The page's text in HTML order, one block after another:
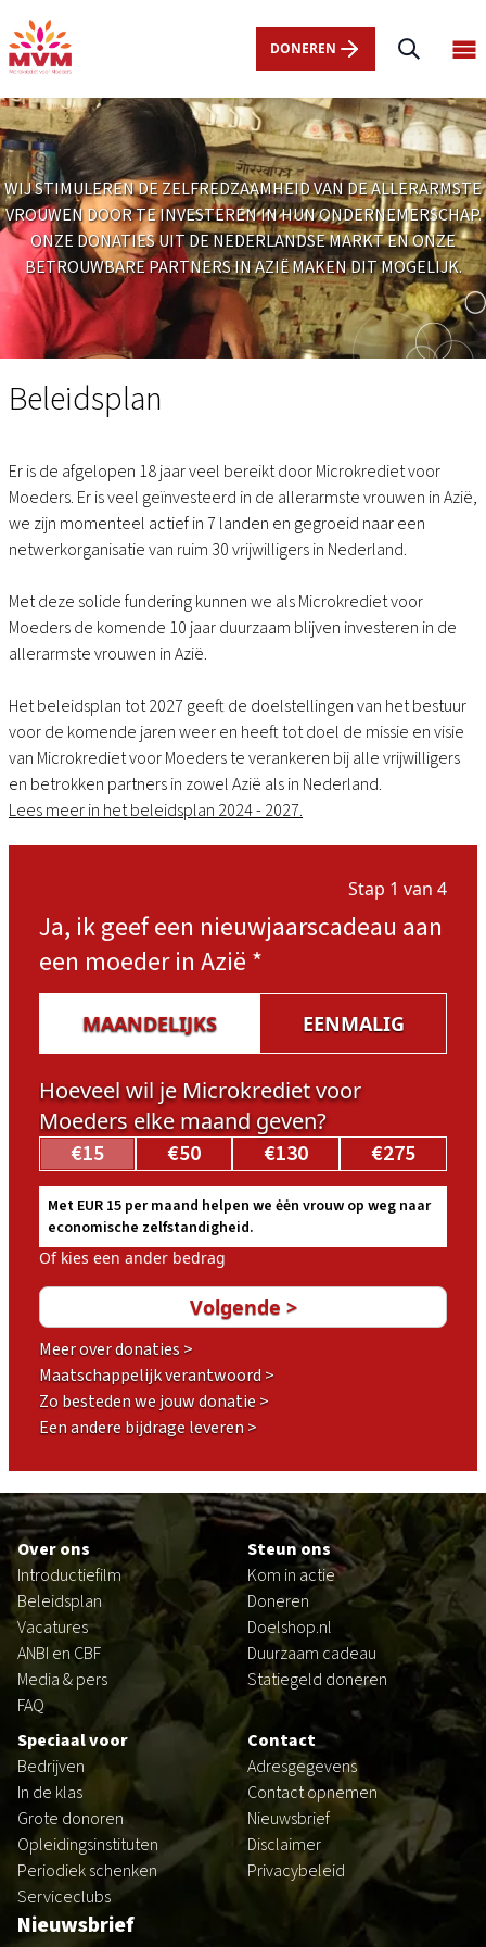
en
naar
inhoud
gaan
Main
navigation
nl
DONEREN
WIJ STIMULEREN DE ZELFREDZAAMHEID VAN DE ALLERARMSTE
VROUWEN DOOR TE INVESTEREN IN HUN ONDERNEMERSCHAP.
ONZE DONATIES UIT DE NEDERLANDSE MARKT EN ONZE
BETROUWBARE PARTNERS IN AZIË MAKEN DIT MOGELIJK.
Beleidsplan
Beleidsplan
Er is de afgelopen 18 jaar veel bereikt door Microkrediet voor
Moeders. Er is veel geïnvesteerd in de allerarmste vrouwen in Azië,
we zijn momenteel actief in 7 landen en gegroeid naar een
netwerkorganisatie van ruim 30 vrijwilligers in Nederland.
Met deze solide fundering kunnen we als Microkrediet voor
Moeders de komende 10 jaar duurzaam blijven investeren in de
allerarmste vrouwen in Azië.
Het beleidsplan tot 2027 geeft de doelstellingen van het bestuur
voor de komende jaren weer en heeft tot doel de missie en visie
van Microkrediet voor Moeders te verankeren bij alle vrijwilligers
en betrokken partners in zowel Azië als in Nederland.
Lees meer in het beleidsplan 2024 - 2027.
Stap 1 van 4
Ja, ik geef een nieuwjaarscadeau aan
een moeder in Azië *
MAANDELIJKS EENMALIG
Hoeveel wil je Microkrediet voor
Moeders elke maand geven?
€15 €50 €130 €275
Met EUR 15 per maand helpen we ėėn vrouw op weg naar
economische zelfstandigheid.
Of kies een ander bedrag
Meer over donaties >
Maatschappelijk verantwoord >
Zo besteden we jouw donatie >
Een andere bijdrage leveren >
Footer
Over ons
Introductiefilm
Beleidsplan
Vacatures
ANBI en CBF
Media & pers
FAQ
Steun ons
Kom in actie
Doneren
Doelshop.nl
Duurzaam cadeau
Statiegeld doneren
Speciaal voor
Bedrijven
In de klas
Grote donoren
Opleidingsinstituten
Periodiek schenken
Serviceclubs
Contact
Adresgegevens
Contact opnemen
Nieuwsbrief
Disclaimer
Privacybeleid
Nieuwsbrief